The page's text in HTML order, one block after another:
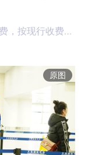
外交部领事司：阶段性减免来华签证费，按现行收费标准75%收取
超100万辆车被召回，涉及丰田、宝马、哈雷戴维森等品牌
累计降温超20℃
北京温榆河公园等13家单位被认定为国家体育旅游示范基地
2024年迈阿密国际队将在中国香港比赛 梅西现预告海报
原图